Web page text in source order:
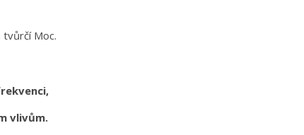
tvůrčí Moc.
vlivům.